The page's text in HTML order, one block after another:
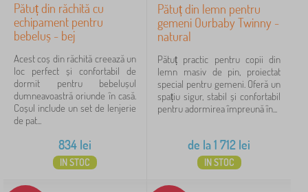
Pătuț din răchită cu
echipament pentru
bebeluș - bej
Acest coș din răchită creează un
loc perfect și confortabil de
dormit pentru bebelușul
dumneavoastră oriunde în casă.
Coșul include un set de lenjerie
de pat...
834 lei
IN STOC
Pătuț din lemn pentru
gemeni Ourbaby Twinny -
natural
Pătuț practic pentru copii din
lemn masiv de pin, proiectat
special pentru gemeni. Oferă un
spațiu sigur, stabil și confortabil
pentru adormirea împreună în...
de la1 712 lei
IN STOC